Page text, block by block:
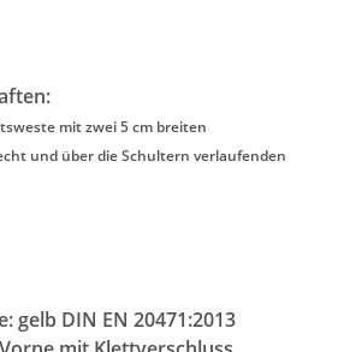
mit zwei 5 cm breiten
und über die Schultern verlaufenden
gelb DIN EN 20471:2013